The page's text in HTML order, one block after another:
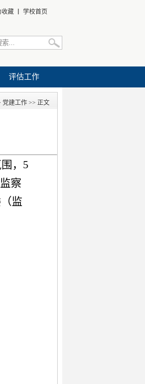
收藏 学校首页
评估工作
党建工作 >> 正文
， 5
察
监